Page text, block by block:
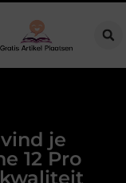
je
12 Pro